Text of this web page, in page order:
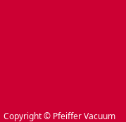
Copyright © Pfeiffer Vacuum